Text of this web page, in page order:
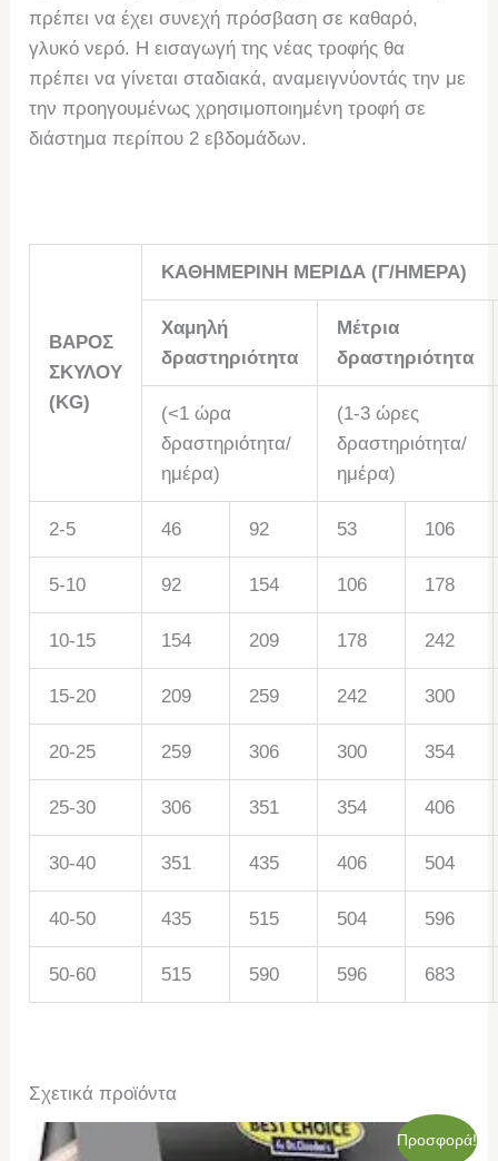
πρέπει να έχει συνεχή πρόσβαση σε καθαρό,
γλυκό νερό. Η εισαγωγή της νέας τροφής θα
πρέπει να γίνεται σταδιακά, αναμειγνύοντάς την με
την προηγουμένως χρησιμοποιημένη τροφή σε
διάστημα περίπου 2 εβδομάδων.
ΒΑΡΟΣ
ΣΚΥΛΟΥ
(KG)
ΚΑΘΗΜΕΡΙΝΗ ΜΕΡΙΔΑ (Γ/ΗΜΕΡΑ)
Χαμηλή
δραστηριότητα
Μέτρια
δραστηριότητα
(<1 ώρα
δραστηριότητα/
ημέρα)
(1-3 ώρες
δραστηριότητα/
ημέρα)
2-5 46 92 53 106
5-10 92 154 106 178
10-15 154 209 178 242
15-20 209 259 242 300
20-25 259 306 300 354
25-30 306 351 354 406
30-40 351 435 406 504
40-50 435 515 504 596
50-60 515 590 596 683
Σχετικά προϊόντα
Προσφορά!
Original
price
Η
τρέχουσα